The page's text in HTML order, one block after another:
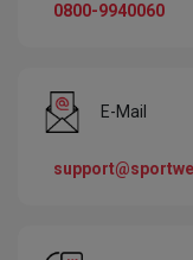
0800-9940060
E-Mail